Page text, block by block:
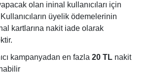
olan ininal kullanıcıları için
üyelik ödemelerinin
kartlarına nakit iade olarak
kampanyadan en fazla 20 TL nakit